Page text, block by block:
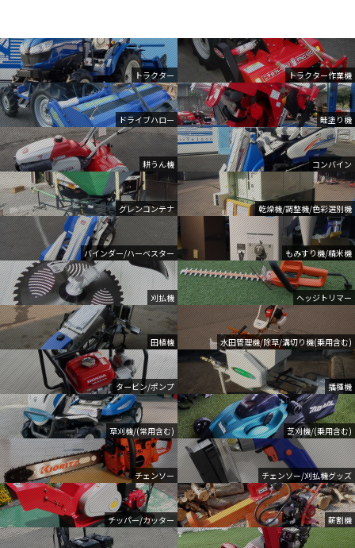
トラクター トラクター作業機
ドライブハロー 畦塗り機
耕うん機 コンバイン
グレンコンテナ 乾燥機/調整機/色彩選別機
バインダー/ハーベスター もみすり機/精米機
刈払機 ヘッジトリマー
田植機 水田管理機/除草/溝切り機(乗用含む)
タービン/ポンプ 播種機
草刈機/(常用含む) 芝刈機/(乗用含む)
チェンソー チェンソー/刈払機グッズ
チッパー/カッター 薪割機